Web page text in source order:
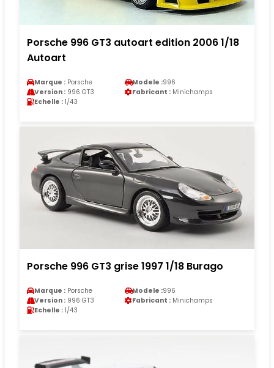
Porsche 996 GT3 autoart edition 2006 1/18
Autoart
Marque : Porsche Modele :996
Version : 996 GT3 Fabricant : Minichamps
Echelle : 1/43
Porsche 996 GT3 grise 1997 1/18 Burago
Marque : Porsche Modele :996
Version : 996 GT3 Fabricant : Minichamps
Echelle : 1/43